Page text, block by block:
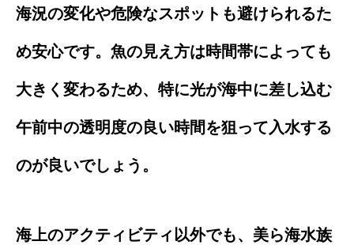
海況の変化や危険なスポットも避けられるた
め安心です。魚の見え方は時間帯によっても
大きく変わるため、特に光が海中に差し込む
午前中の透明度の良い時間を狙って入水する
のが良いでしょう。
海上のアクティビティ以外でも、美ら海水族